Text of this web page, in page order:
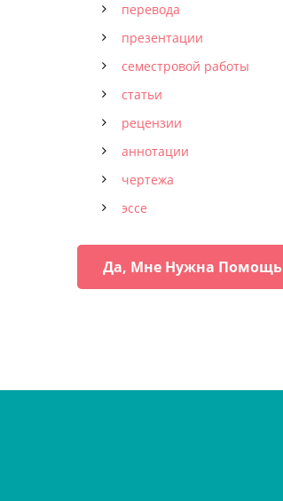
перевода
презентации
семестровой работы
статьи
рецензии
аннотации
чертежа
эссе
Да, Мне Нужна Помощь